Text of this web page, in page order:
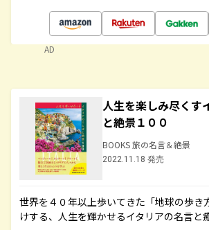
AD
人生を楽しみ尽くす
と絶景１００
BOOKS 旅の名言＆絶景
2022.11.18 発売
世界を４０年以上歩いてきた「地球の歩き
けする、人生を輝かせるイタリアの名言と